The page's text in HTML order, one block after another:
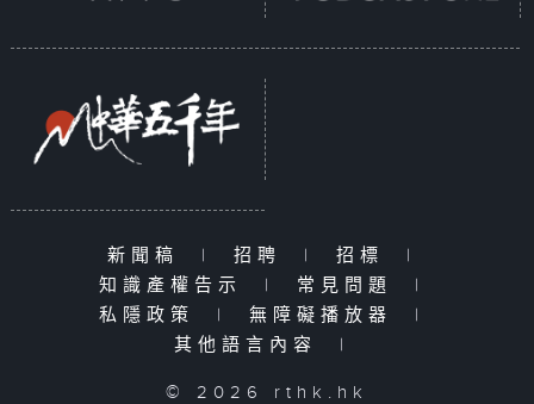
新聞稿 | 招聘 | 招標
|
知識產權告示
| 常見問題
|
私隱政策
| 無障礙播放器
|
其他語言內容
|
© 2026 rthk.hk